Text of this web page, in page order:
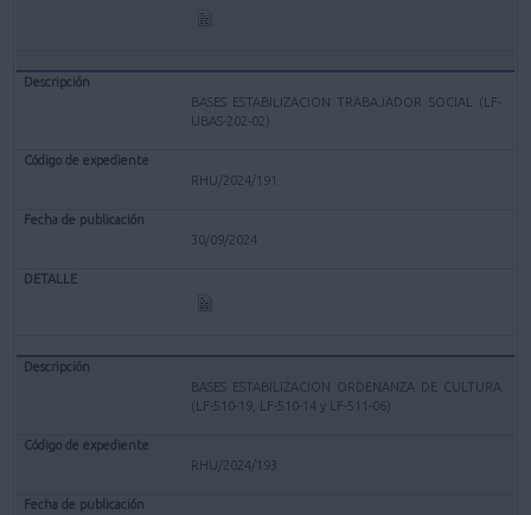
BASES ESTABILIZACION TRABAJADOR SOCIAL (LF-
UBAS-202-02)
RHU/2024/191
30/09/2024
BASES ESTABILIZACION ORDENANZA DE CULTURA
(LF-510-19, LF-510-14 y LF-511-06)
RHU/2024/193